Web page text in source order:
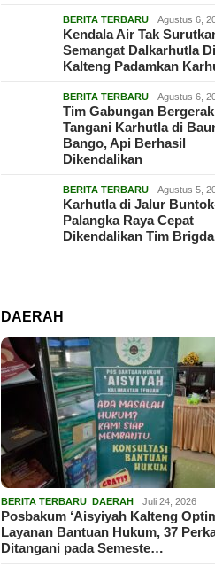
BERITA TERBARU Agustus 6,
Kendala Air Tak
Semangat Dalkarhutla
Kalteng Padamkan
BERITA TERBARU Agustus 6,
Tim Gabungan
Tangani Karhutla di
Bango, Api Berhasil
Dikendalikan
BERITA TERBARU Agustus 5,
Karhutla di Jalur
Palangka Raya Cepat
Dikendalikan Tim
DAERAH
BERITA TERBARU ,DAERAH Juli 24, 2026
Posbakum ‘Aisyiyah Kalteng
Layanan Bantuan Hukum, 37
Ditangani pada Semeste…